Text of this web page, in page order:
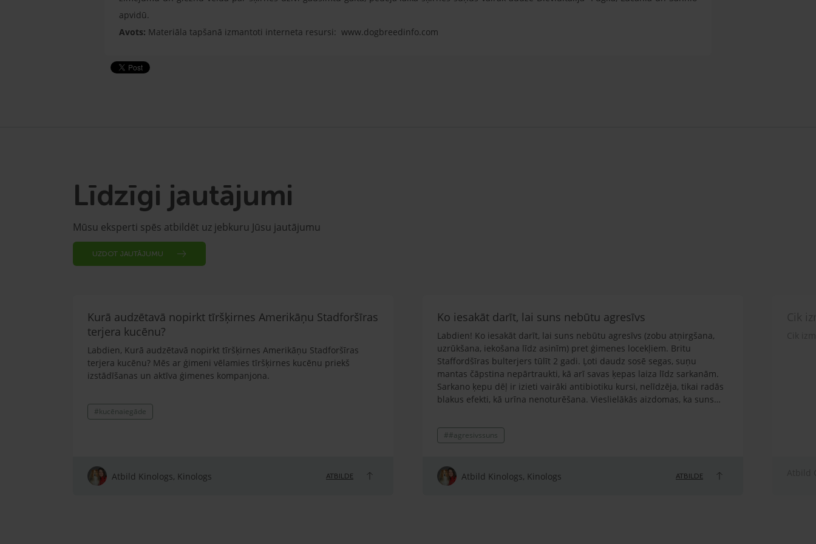
apvidū.
Avots: Materiāla tapšanā izmantoti interneta resursi: www.dogbreedinfo.com
Līdzīgi jautājumi
Mūsu eksperti spēs atbildēt uz jebkuru Jūsu jautājumu
UZDOT JAUTĀJUMU
Kurā audzētavā nopirkt tīršķirnes Amerikāņu Stadforšīras
terjera kucēnu?
Labdien, Kurā audzētavā nopirkt tīršķirnes Amerikāņu Stadforšīras
terjera kucēnu? Mēs ar ģimeni vēlamies tīršķirnes kucēnu priekš
izstādīšanas un aktīva ģimenes kompanjona.
#kucēnaiegāde
Atbild Kinologs, Kinologs ATBILDE
Ko iesakāt darīt, lai suns nebūtu agresīvs
Labdien! Ko iesakāt darīt, lai suns nebūtu agresīvs (zobu atņirgšana,
uzrūkšana, iekošana līdz asinīm) pret ģimenes locekļiem. Britu
Staffordšīras bulterjers tūlīt 2 gadi. Ļoti daudz sosē segas, suņu
mantas čāpstina nepārtraukti, kā arī savas ķepas laiza līdz sarkanām.
Sarkano ķepu dēļ ir izieti vairāki antibiotiku kursi, nelīdzēja, tikai radās
blakus efekti, kā urīna nenoturēšana. Vieslielākās aizdomas, ka suns
pret citiem suņiem. Kaķus neaiztiek, jo ģimenē ir istabas kaķis. Suns ir
mīlēts un lolots, nav sists vai citādi biedēts, traumēts. Prot
vai iekost rokā līdz asinīm. Ir sakodis pusaudžus ģimenē, gan mani.
Vīru klausa, bet arī tam spēj uzrūkt, atņirdzot zobus. Barotāja esmu es
##agresivssuns
Atbild Kinologs, Kinologs ATBILDE